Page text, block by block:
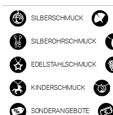
SILBERSCHMUCK
SILBEROHRSCHMUCK
EDELSTAHLSCHMUCK
KINDERSCHMUCK
SONDERANGEBOTE